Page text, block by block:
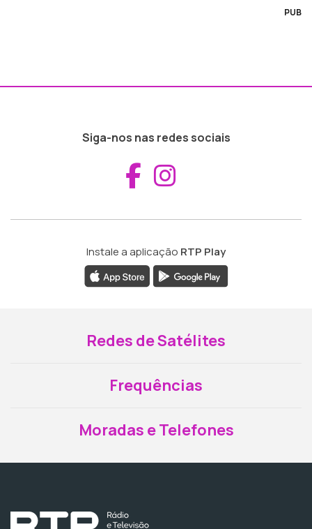
PUB
Siga-nos nas redes sociais
Aceder ao
Instale a aplicação RTP Play
Redes de Satélites
Frequências
Moradas e Telefones